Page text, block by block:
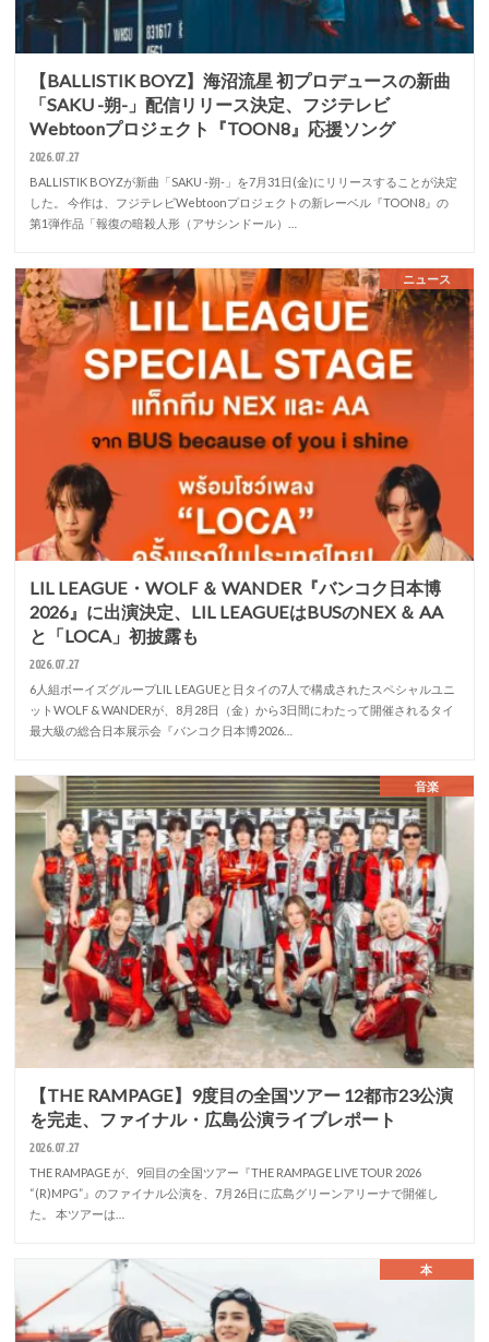
【BALLISTIK BOYZ】海沼流星 初プロデュースの新曲
「SAKU -朔-」配信リリース決定、フジテレビ
Webtoonプロジェクト『TOON8』応援ソング
2026.07.27
BALLISTIK BOYZが新曲「SAKU -朔-」を7月31日(金)にリリースすることが決定
した。 今作は、フジテレビWebtoonプロジェクトの新レーベル『TOON8』の
第1弾作品「報復の暗殺人形（アサシンドール）…
ニュース
LIL LEAGUE・WOLF ＆ WANDER『バンコク日本博
2026』に出演決定、LIL LEAGUEはBUSのNEX ＆ AA
と「LOCA」初披露も
2026.07.27
6人組ボーイズグループLIL LEAGUEと日タイの7人で構成されたスペシャルユニ
ットWOLF & WANDERが、8月28日（金）から3日間にわたって開催されるタイ
最大級の総合日本展示会『バンコク日本博2026…
音楽
【THE RAMPAGE】9度目の全国ツアー 12都市23公演
を完走、ファイナル・広島公演ライブレポート
2026.07.27
THE RAMPAGE が、9回目の全国ツアー『THE RAMPAGE LIVE TOUR 2026
“(R)MPG”』のファイナル公演を、7月26日に広島グリーンアリーナで開催し
た。 本ツアーは…
本